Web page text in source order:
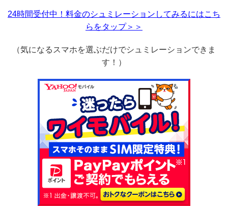
24時間受付中！料金のシュミレーションしてみるにはこち
らをタップ＞＞
（気になるスマホを選ぶだけでシュミレーションできま
す！）